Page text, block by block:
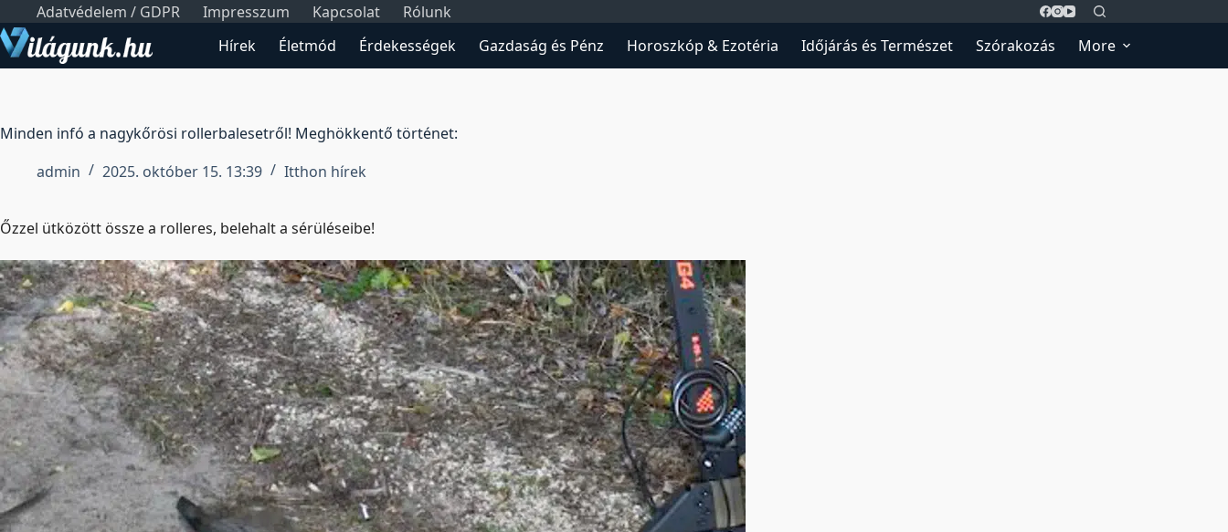
to
content
Adatvédelem / GDPR Impresszum Kapcsolat
Rólunk
Hírek
Életmód Érdekességek Gazdaság és Pénz Horoszkóp & Ezotéria Időjárás és Természet Szórakozás More
Minden infó a nagykőrösi rollerbalesetről! Meghökkentő történet:
admin
2025. október 15. 13:39 Itthon hírek
Őzzel ütközött össze a rolleres, belehalt a sérüléseibe!